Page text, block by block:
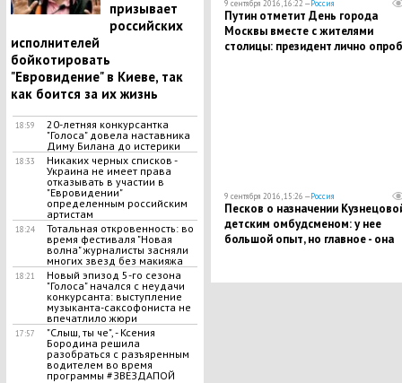
призывает
российских
исполнителей
бойкотировать
"Евровидение" в Киеве, так
как боится за их жизнь
18:59
20-летняя конкурсантка
"Голоса" довела наставника
Диму Билана до истерики
18:33
Никаких черных списков -
Украина не имеет права
отказывать в участии в
"Евровидении"
определенным российским
артистам
18:24
Тотальная откровенность: во
время фестиваля "Новая
волна" журналисты засняли
многих звезд без макияжа
18:21
Новый эпизод 5-го сезона
"Голоса" начался с неудачи
конкурсанта: выступление
музыканта-саксофониста не
впечатлило жюри
17:57
"Слыш, ты че", - Ксения
Бородина решила
разобраться с разъяренным
водителем во время
программы #ЗВЕЗДАПОЙ
9 сентября 2016, 16:22 —Россия
Путин отметит День города
Москвы вместе с жителями
столицы: президент лично
9 сентября 2016, 15:26 —Россия
Песков о назначении
детским омбудсменом: у нее
большой опыт, но главное - она